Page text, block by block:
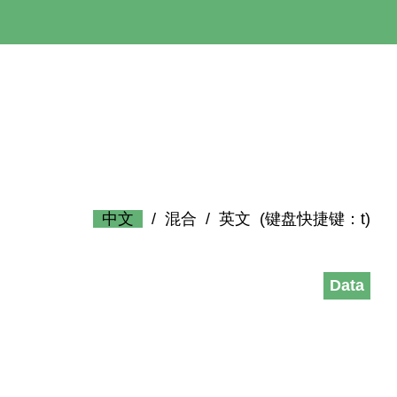
中文 / 混合 / 英文 (键盘快捷键：t)
Data